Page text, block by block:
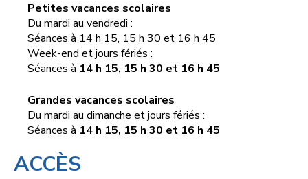
Petites vacances scolaires
Du mardi au vendredi :
Séances à 14 h 15, 15 h 30 et 16 h 45
Week-end et jours fériés :
Séances à 14 h 15, 15 h 30 et 16 h 45
Grandes vacances scolaires
Du mardi au dimanche et jours fériés :
Séances à 14 h 15, 15 h 30 et 16 h 45
ACCÈS